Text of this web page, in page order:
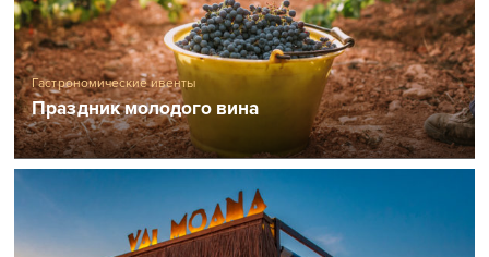
Гастрономические ивенты
Праздник молодого вина